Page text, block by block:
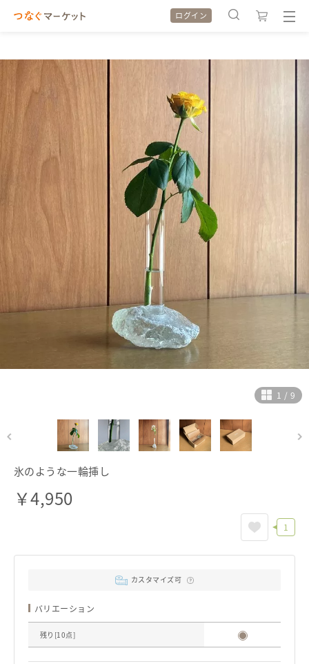
検索履歴
カテゴリから探す
全ての作品をみる
お問い合わせ
検索履歴
カテゴリから探す
全ての作品をみる
ログイン
1 / 9
氷のような一輪挿し
￥4,950
1
カスタマイズ可
バリエーション
残り[10点]